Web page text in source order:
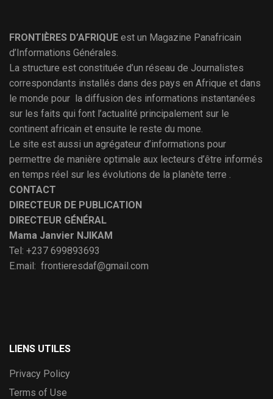
FRONTIÈRES D’AFRIQUE est un Magazine Panafricain
d’Informations Générales.
La structure est constituée d’un réseau de Journalistes
correspondants installés dans des pays en Afrique et dans
le monde pour la diffusion des informations instantanées
sur les faits qui font l’actualité principalement sur le
continent africain et ensuite le reste du mone.
Le site est aussi un agrégateur d’informations pour
permettre de manière optimale aux lecteurs d’être informés
en temps réel sur les évolutions de la planète terre .
CONTACT
DIRECTEUR DE PUBLICATION
DIRECTEUR GÉNÉRAL
Mama Janvier NJIKAM
Tel: +237 699893693
E.mail: frontieresdaf@gmail.com
LIENS UTILES
Privacy Policy
Terms of Use